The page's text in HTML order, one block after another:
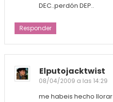
DEC..perdón DEP..
Responder
Elputojacktwist
08/04/2009 a las 14:29
me habeis hecho llorar